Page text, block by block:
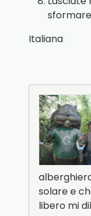
Italiana
solare e
libero mi